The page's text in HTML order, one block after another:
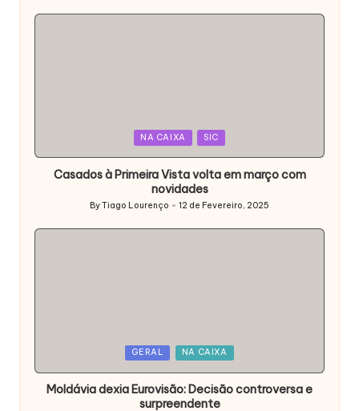
NA CAIXA SIC
Casados à Primeira Vista volta em março com
novidades
Posted
by
ByTiago Lourenço 12 de Fevereiro, 2025
GERAL NA CAIXA
Moldávia dexia Eurovisão: Decisão controversa e
surpreendente